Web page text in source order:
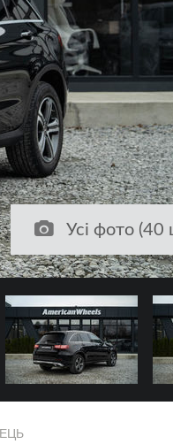
Усі фото (40